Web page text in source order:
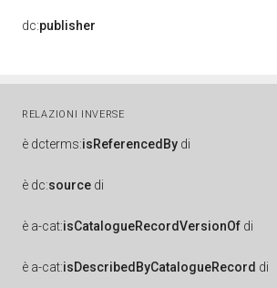
dc:publisher
RELAZIONI INVERSE
è dcterms:isReferencedBy di
è dc:source di
è a-cat:isCatalogueRecordVersionOf di
è a-cat:isDescribedByCatalogueRecord di